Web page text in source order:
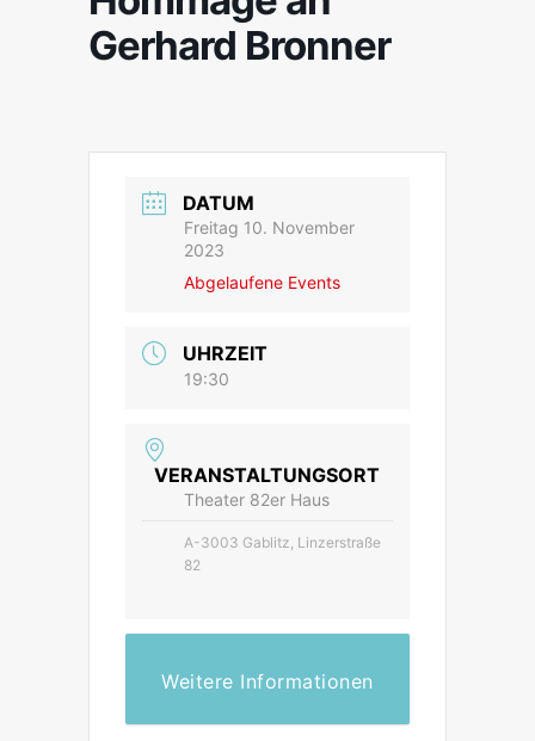
Gerhard Bronner
DATUM
Freitag 10. November
2023
Abgelaufene Events
UHRZEIT
19:30
VERANSTALTUNGSORT
Theater 82er Haus
A-3003 Gablitz, Linzerstraße
82
Weitere Informationen